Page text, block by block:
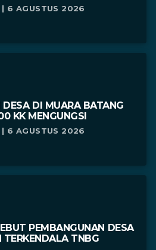
| 6 AGUSTUS 2026
DESA DI MUARA BATANG
KK MENGUNGSI
| 6 AGUSTUS 2026
PEMBANGUNAN DESA
TERKENDALA TNBG